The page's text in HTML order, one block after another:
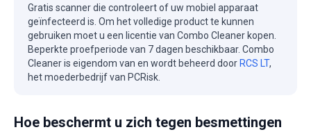
Gratis scanner die controleert of uw mobiel apparaat
geïnfecteerd is. Om het volledige product te kunnen
gebruiken moet u een licentie van Combo Cleaner kopen.
Beperkte proefperiode van 7 dagen beschikbaar. Combo
Cleaner is eigendom van en wordt beheerd door RCS LT,
het moederbedrijf van PCRisk.
Hoe beschermt u zich tegen besmettingen